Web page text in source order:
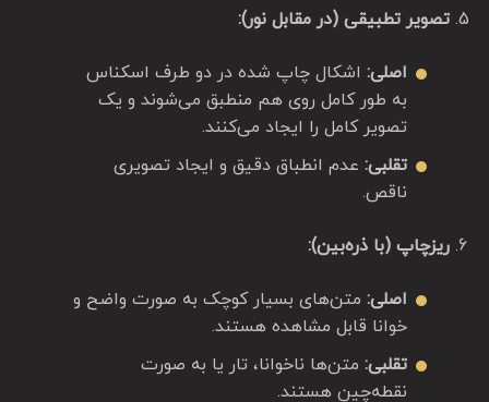
تصویر تطبیقی (در مقابل نور):
اصلی:اشکال چاپ شده در دو طرف اسکناس
به طور کامل روی هم منطبق می‌شوند و یک
تصویر کامل را ایجاد می‌کنند.
تقلبی:عدم انطباق دقیق و ایجاد تصویری
ناقص.
ریزچاپ (با ذره‌بین):
اصلی:متن‌های بسیار کوچک به صورت واضح و
خوانا قابل مشاهده هستند.
تقلبی:متن‌ها ناخوانا، تار یا به صورت
نقطه‌چین هستند.